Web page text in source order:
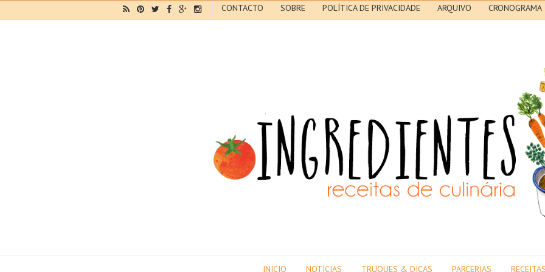
CONTACTO SOBRE POLÍTICA DE PRIVACIDADE ARQUIVO CRONOGRAMA
INICIO NOTÍCIAS TRUQUES & DICAS PARCERIAS